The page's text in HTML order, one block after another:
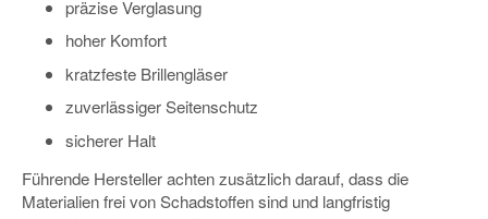
präzise Verglasung
hoher Komfort
kratzfeste Brillengläser
zuverlässiger Seitenschutz
sicherer Halt
Führende Hersteller achten zusätzlich darauf, dass die
Materialien frei von Schadstoffen sind und langfristig